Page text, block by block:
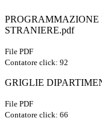
STRANIERE.pdf
File PDF
Contatore click: 92
GRIGLIE
File PDF
Contatore click: 66